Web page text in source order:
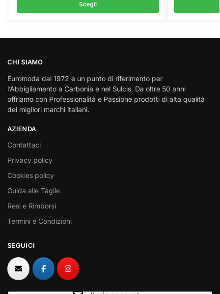
Scegli
CHI SIAMO
Euromoda dal 1972 è un punto di riferimento per
l’Abbigliamento a Carbonia e nel Sulcis. Da oltre 50 anni
offriamo con Professionalità e Passione prodotti di alta qualità
dei migliori marchi italiani.
AZIENDA
Contattaci
Privacy policy
Cookies policy
Guida alle Taglie
Resi e Rimborsi
Termini e Condizioni
SEGUICI